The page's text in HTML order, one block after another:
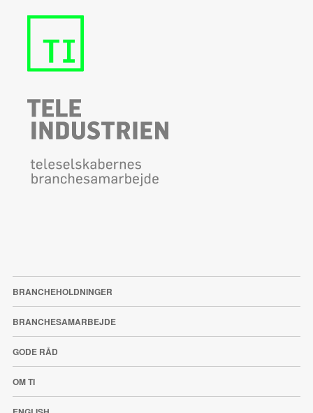
BRANCHEHOLDNINGER
BRANCHESAMARBEJDE
GODE RÅD
OM TI